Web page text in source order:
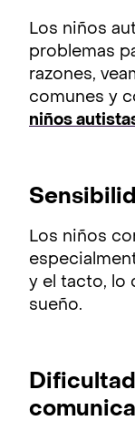
Los niños
problemas
razones,
comunes y
niños
Los niños
y el tacto, lo
sueño.